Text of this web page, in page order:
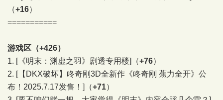
（+16）
===========
游戏区（+426）
1. [《明末：渊虚之羽》剧透专用楼] （+76）
2. [【DKX破坏】咚奇刚3D全新作《咚奇刚 蕉力全开》公
布！2025.7.17发售！]
（+71）